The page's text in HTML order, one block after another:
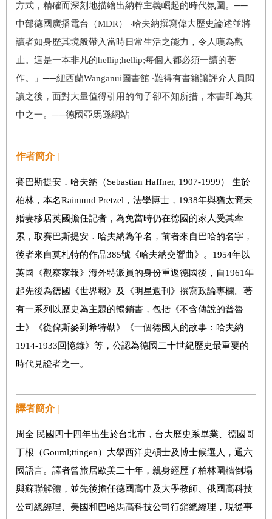
方式，精確而深刻地描繪出納粹主義崛起的時代氛圍。──
中部德國廣播電台（MDR） ‧哈夫納撰寫偉大歷史論述並將
讀者如身歷其境般帶入當時日常生活之能力，令人嘆為觀
止。這是一本非凡的hellip;hellip;每個人都必須一讀的著
作。」──紐西蘭Wanganui圖書館 ‧難得有書籍讓評介人員閱
讀之後，面對大量值得引用的句子卻不知所措，本書即為其
中之一。──德國亞馬遜網站
作者簡介 |
賽巴斯提安．哈夫納（Sebastian Haffner, 1907-1999） 生於
柏林，本名Raimund Pretzel，法學博士，1938年與猶太裔未
婚妻移居英國擔任記者，為免當時仍在德國的家人受其牽
累，取賽巴斯提安．哈夫納為筆名，前者來自巴哈的名字，
後者來自莫札特的作品385號《哈夫納交響曲》。1954年以
英國《觀察家報》海外特派員的身份重返德國後，自1961年
起先後為德國《世界報》及《明星週刊》撰寫政論專欄。著
有一系列以歷史為主題的暢銷書，包括《不含傳說的普魯
士》《從俾斯麥到希特勒》《一個德國人的故事：哈夫納
1914-1933回憶錄》等，公認為德國二十世紀歷史最重要的
時代見證者之一。
譯者簡介 |
周全 民國四十四年出生於台北市，台大歷史系畢業、德國哥
丁根（Gouml;ttingen）大學西洋史碩士及博士候選人，通六
國語言。譯者曾旅居歐美二十年，親身經歷了柏林圍牆倒塌
與蘇聯解體，並先後擔任德國高中及大學教師、俄國高科技
公司總經理、美國和巴哈馬高科技公司行銷總經理，現從事